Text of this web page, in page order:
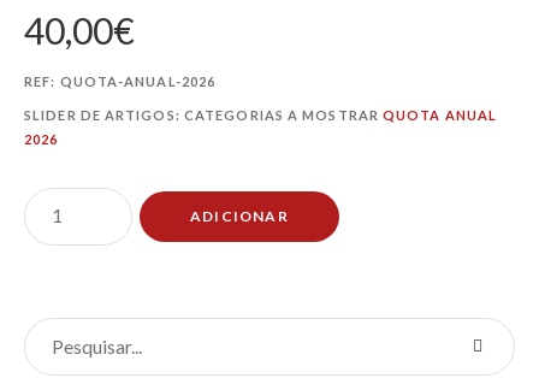
40,00€
REF: QUOTA-ANUAL-2026
SLIDER DE ARTIGOS: CATEGORIAS A MOSTRARQUOTA ANUAL
2026
ADICIONAR